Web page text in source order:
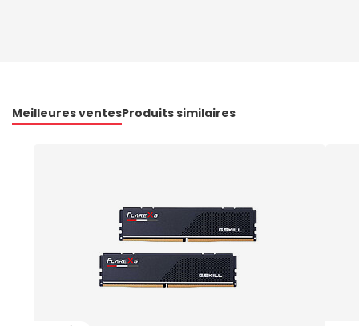
Meilleures ventesProduits similaires